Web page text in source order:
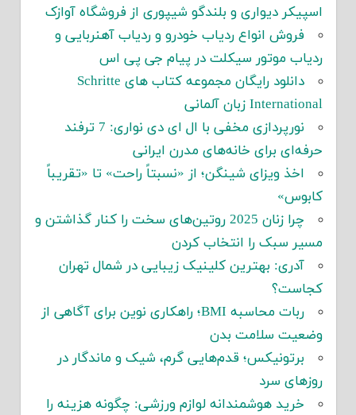
اسپیکر دیواری و بلندگو شیپوری از فروشگاه آوازک
فروش انواع ردیاب خودرو و ردیاب آهنربایی و
ردیاب موتور سیکلت در پیام جی پی اس
دانلود رایگان مجموعه کتاب های Schritte
International زبان آلمانی
نورپردازی مخفی با ال ای دی نواری: 7 ترفند
حرفه‌ای برای خانه‌های مدرن ایرانی
اخذ ویزای شینگن؛ از «نسبتاً راحت» تا «تقریباً
کابوس»
چرا زنان 2025 روتین‌های سخت را کنار گذاشتن و
مسیر سبک را انتخاب کردن
آدری: بهترین کلینیک زیبایی در شمال تهران
کجاست؟
ربات محاسبه BMI؛ راهکاری نوین برای آگاهی از
وضعیت سلامت بدن
برتونیکس؛ قدم‌هایی گرم، شیک و ماندگار در
روزهای سرد
خرید هوشمندانه لوازم ورزشی: چگونه هزینه را